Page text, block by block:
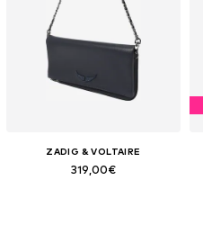
ZADIG & VOLTAIRE
319,00€